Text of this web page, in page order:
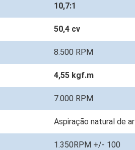
10,7:1
50,4 cv
8.500 RPM
4,55 kgf.m
7.000 RPM
Aspiração natural de ar
1.350RPM +/- 100